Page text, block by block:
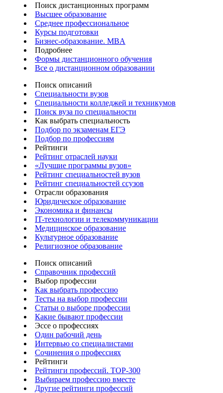
Поиск дистанционных программ
Высшее образование
Среднее профессиональное
Курсы подготовки
Бизнес-образование. MBA
Подробнее
Формы дистанционного обучения
Все о дистанционном образовании
Поиск описаний
Специальности вузов
Специальности колледжей и техникумов
Поиск вуза по специальности
Как выбрать специальность
Подбор по экзаменам ЕГЭ
Подбор по профессиям
Рейтинги
Рейтинг отраслей науки
«Лучшие программы вузов»
Рейтинг специальностей вузов
Рейтинг специальностей ссузов
Отрасли образования
Юридическое образование
Экономика и финансы
IT-технологии и телекоммуникации
Медицинское образование
Культурное образование
Религиозное образование
Поиск описаний
Справочник профессий
Выбор профессии
Как выбрать профессию
Тесты на выбор профессии
Статьи о выборе профессии
Какие бывают профессии
Эссе о профессиях
Один рабочий день
Интервью со специалистами
Сочинения о профессиях
Рейтинги
Рейтинги профессий. TOP-300
Выбираем профессию вместе
Другие рейтинги профессий